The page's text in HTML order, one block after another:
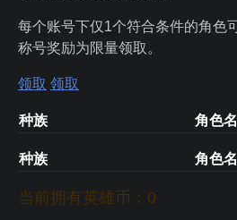
每个账号下仅1个符合条件的角色
称号奖励为限量领取。
领取 领取
种族 角色名
种族 角色名
当前拥有英雄币： 0